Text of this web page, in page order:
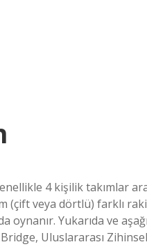
4 kişilik takımlar
(çift veya dörtlü) farklı
oynanır. Yukarıda ve
Uluslararası